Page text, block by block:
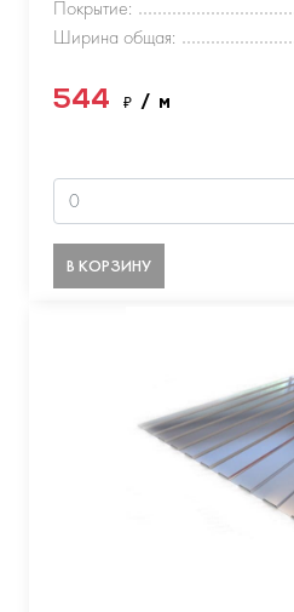
Покрытие:
Ширина общая:
544 ₽ / м
В КОРЗИНУ